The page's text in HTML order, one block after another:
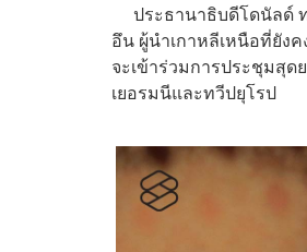
ประธานาธิบดีโดนัลด์ ท
อึน ผู้นำเกาหลีเหนือที่ยั
จะเข้าร่วมการประชุมสุ
เยอรมนีและทวีปยุโรป